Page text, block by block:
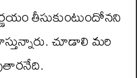
తీసుకుంటుందోనని
చూడాలి మరి